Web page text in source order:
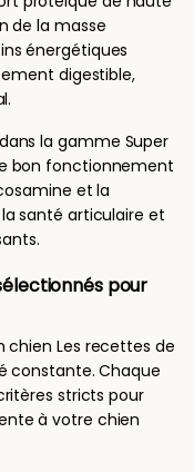
de la masse
énergétiques
digestible,
la gamme Super
bon fonctionnement
et la
santé articulaire et
pour
chien Les recettes de
constante. Chaque
stricts pour
à votre chien